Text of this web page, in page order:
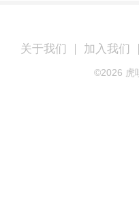
关于我们 加入我们
©2026 虎